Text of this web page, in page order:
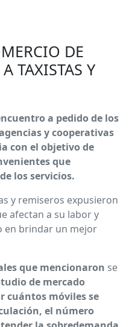
DE
TAXISTAS Y
a pedido de los
y cooperativas
con el objetivo de
que
los servicios.
y remiseros expusieron
afectan a su labor y
en brindar un mejor
que mencionaron se
de mercado
cuántos móviles se
el número